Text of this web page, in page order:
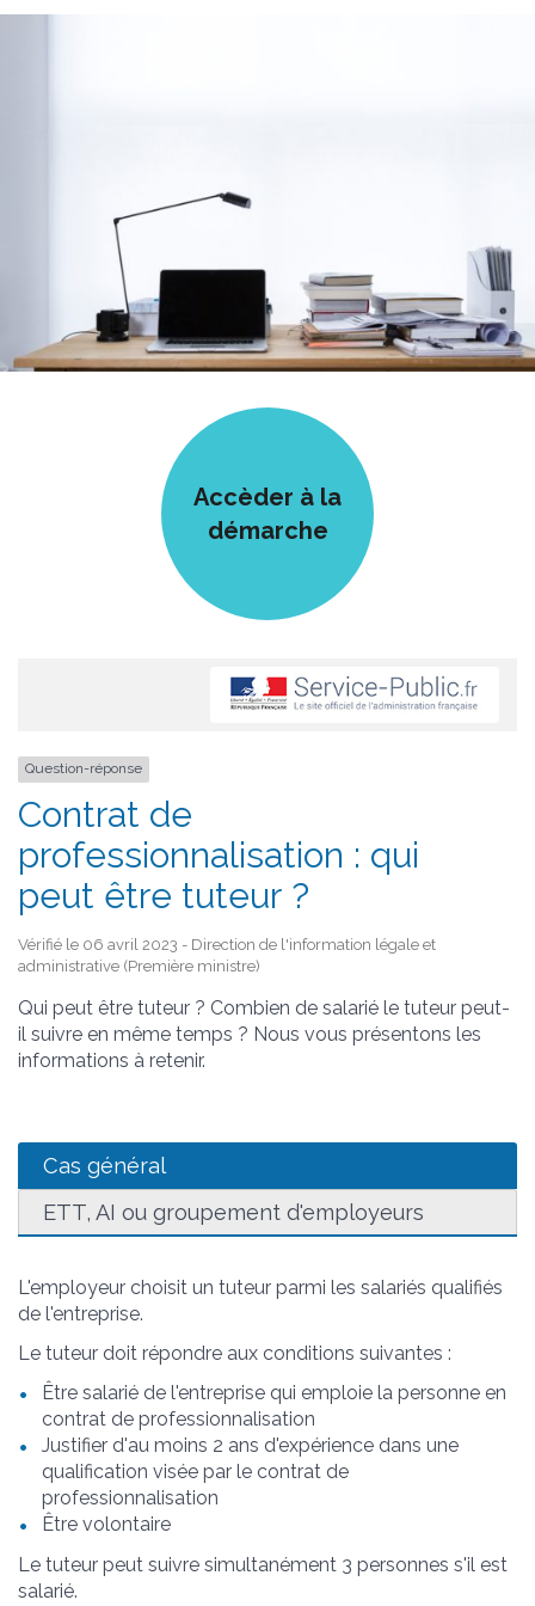
Accèder à la
démarche
Question-réponse
Contrat de
professionnalisation : qui
peut être tuteur ?
Vérifié le 06 avril 2023 - Direction de l'information légale et
administrative (Première ministre)
Qui peut être tuteur ? Combien de salarié le tuteur peut-
il suivre en même temps ? Nous vous présentons les
informations à retenir.
Cas général
ETT, AI ou groupement d'employeurs
L'employeur choisit un tuteur parmi les salariés qualifiés
de l'entreprise.
Le tuteur doit répondre aux conditions suivantes :
Être salarié de l'entreprise qui emploie la personne en
contrat de professionnalisation
Justifier d'au moins 2 ans d'expérience dans une
qualification visée par le contrat de
professionnalisation
Être volontaire
Le tuteur peut suivre simultanément 3 personnes s'il est
salarié.